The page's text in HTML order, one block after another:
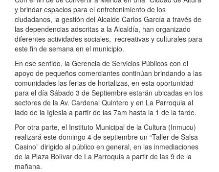
y brindar espacios para el entretenimiento de los
ciudadanos, la gestión del Alcalde Carlos García a través de
las dependencias adscritas a la Alcaldía, han organizado
diferentes actividades sociales, recreativas y culturales para
este fin de semana en el municipio.
En ese sentido, la Gerencia de Servicios Públicos con el
apoyo de pequeños comerciantes continúan brindando a las
comunidades las ferias de hortalizas, en esta oportunidad
para el día Sábado 3 de Septiembre estarán ubicadas en los
sectores de la Av. Cardenal Quintero y en La Parroquia al
lado de la Iglesia a partir de las 7am hasta la 1 de la tarde.
Por otra parte, el Instituto Municipal de la Cultura (Inmucu)
realizará este domingo 4 de septiembre un “Taller de Salsa
Casino” dirigido al público en general, en las inmediaciones
de la Plaza Bolívar de La Parroquia a partir de las 9 de la
mañana.